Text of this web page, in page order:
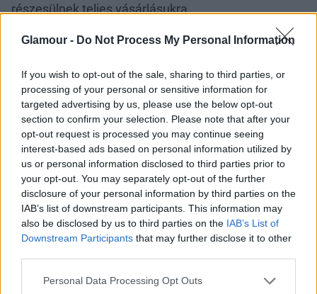
Glamour - Do Not Process My Personal Information
If you wish to opt-out of the sale, sharing to third parties, or
processing of your personal or sensitive information for
targeted advertising by us, please use the below opt-out
section to confirm your selection. Please note that after your
opt-out request is processed you may continue seeing
interest-based ads based on personal information utilized by
us or personal information disclosed to third parties prior to
your opt-out. You may separately opt-out of the further
disclosure of your personal information by third parties on the
IAB’s list of downstream participants. This information may
also be disclosed by us to third parties on the IAB’s List of
Downstream Participants that may further disclose it to other
Please note that this website/app uses one or more Google
Personal Data Processing Opt Outs
részesülnek teljes vásárlásukra.
Alább találod a helyszínek és a pontos dátumok
Szeptember 12:Budapest - Vörösmarty – 1052, Bp.
Vörösmarty tér 1.
Szeptember 13:Budapest - Árkád – 1116, Bp. Örs
vezér tere 25.
Szeptember 19: Győr - Árkád – 9027, Győr, Budai út
Szeptember 20:
Szeged - Árkád – 6724, Szeged,
London krt. 3.